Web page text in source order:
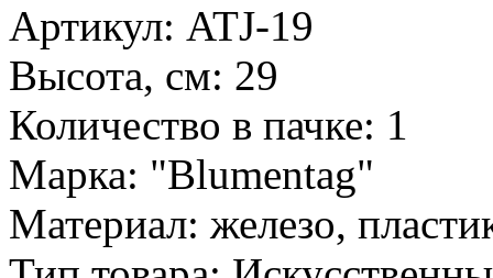
Артикул: ATJ-19
Высота, см: 29
Количество в пачке: 1
Марка: "Blumentag"
Материал: железо,